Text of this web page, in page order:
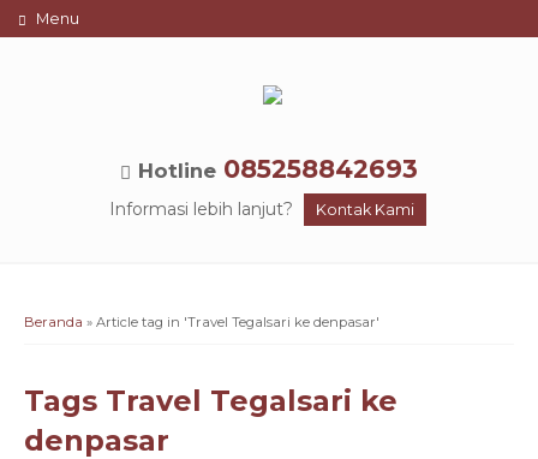
Menu
Hotline 085258842693
Informasi lebih lanjut? Kontak Kami
Beranda » Article tag in 'Travel Tegalsari ke denpasar'
Tags Travel Tegalsari ke
denpasar